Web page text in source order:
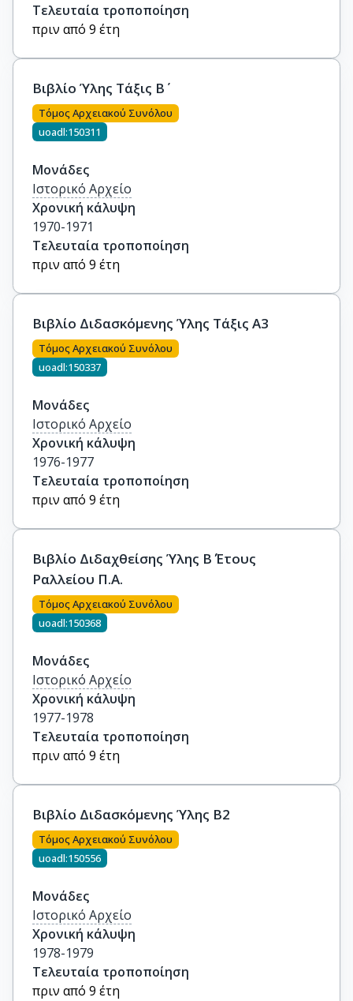
Τελευταία τροποποίηση
πριν από 9 έτη
Βιβλίο Ύλης Τάξις Β΄
Τόμος Αρχειακού Συνόλου
uoadl:150311
Μονάδες
Ιστορικό Αρχείο
Χρονική κάλυψη
1970-1971
Τελευταία τροποποίηση
πριν από 9 έτη
Βιβλίο Διδασκόμενης Ύλης Τάξις Α3
Τόμος Αρχειακού Συνόλου
uoadl:150337
Μονάδες
Ιστορικό Αρχείο
Χρονική κάλυψη
1976-1977
Τελευταία τροποποίηση
πριν από 9 έτη
Βιβλίο Διδαχθείσης Ύλης Β΄ Έτους
Ραλλείου Π.Α.
Τόμος Αρχειακού Συνόλου
uoadl:150368
Μονάδες
Ιστορικό Αρχείο
Χρονική κάλυψη
1977-1978
Τελευταία τροποποίηση
πριν από 9 έτη
Βιβλίο Διδασκόμενης Ύλης Β2
Τόμος Αρχειακού Συνόλου
uoadl:150556
Μονάδες
Ιστορικό Αρχείο
Χρονική κάλυψη
1978-1979
Τελευταία τροποποίηση
πριν από 9 έτη